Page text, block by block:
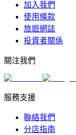
加入我們
使用條款
旅遊網誌
投資者關係
關注我們
服務支援
聯絡我們
分店指南